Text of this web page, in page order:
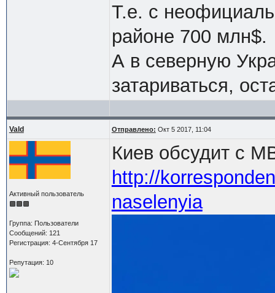
Т.е. с
районе 700 млн$.
А в северную
затариваться,
Vald Отправлено: Окт 5 2017, 11:04
Активный пользователь
Группа: Пользователи
Сообщений: 121
Регистрация: 4-Сентября 17
Репутация: 10
Киев обсудит с
http://
naselenyia